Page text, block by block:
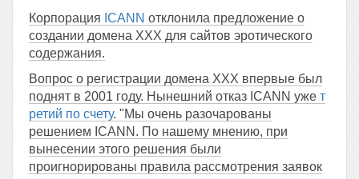
Корпорация ICANN отклонила предложение о
создании домена XXX для сайтов эротического
содержания.
Вопрос о регистрации домена XXX впервые был
поднят в 2001 году. Нынешний отказ ICANN уже т
ретий по счету. "Мы очень разочарованы
решением ICANN. По нашему мнению, при
вынесении этого решения были
проигнорированы правила рассмотрения заявок